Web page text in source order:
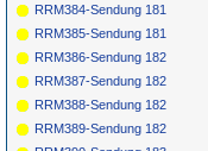
RRM384-Sendung 181
RRM385-Sendung 181
RRM386-Sendung 182
RRM387-Sendung 182
RRM388-Sendung 182
RRM389-Sendung 182